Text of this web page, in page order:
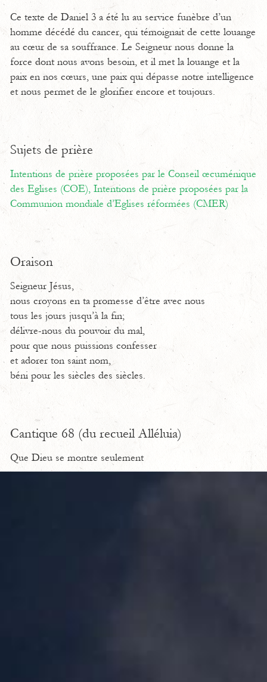
Ce texte de Daniel 3 a été lu au service funèbre d’un
homme décédé du cancer, qui témoignait de cette louange
au cœur de sa souffrance. Le Seigneur nous donne la
force dont nous avons besoin, et il met la louange et la
paix en nos cœurs, une paix qui dépasse notre intelligence
et nous permet de le glorifier encore et toujours.
Sujets de prière
Intentions de prière proposées par le Conseil œcuménique
des Eglises (COE), Intentions de prière proposées par la
Communion mondiale d’Eglises réformées (CMER)
Oraison
Seigneur Jésus,
nous croyons en ta promesse d’être avec nous
tous les jours jusqu’à la fin;
délivre-nous du pouvoir du mal,
pour que nous puissions confesser
et adorer ton saint nom,
béni pour les siècles des siècles.
Cantique 68 (du recueil Alléluia)
Que Dieu se montre seulement